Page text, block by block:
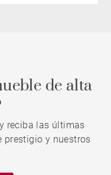
de alta
reciba las últimas
prestigio y nuestros